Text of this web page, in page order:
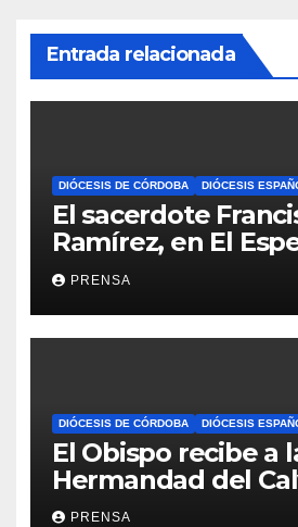
Entrada relacionada
DIÓCESIS DE CÓRDOBA DIÓCESIS
El sacerdote
Ramírez, en El
Iglesia
PRENSA
DIÓCESIS DE CÓRDOBA DIÓCESIS
El Obispo recibe a
Hermandad del
PRENSA